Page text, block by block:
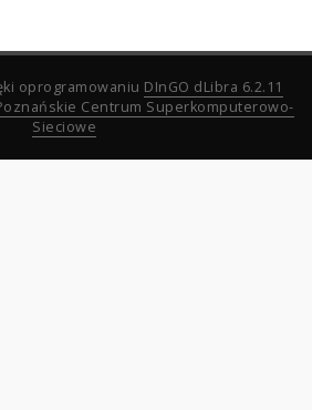
oprogramowaniu DInGO dLibra 6.2.11
Centrum Superkomputerowo-
Sieciowe